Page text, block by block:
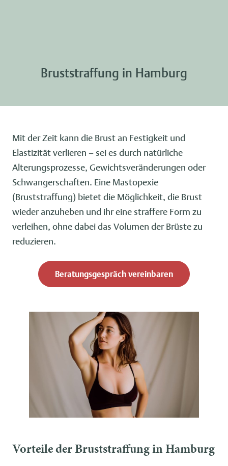
Bruststraffung in Hamburg
Mit der Zeit kann die Brust an Festigkeit und
Elastizität verlieren – sei es durch natürliche
Alterungsprozesse, Gewichtsveränderungen oder
Schwangerschaften. Eine Mastopexie
(Bruststraffung) bietet die Möglichkeit, die Brust
wieder anzuheben und ihr eine straffere Form zu
verleihen, ohne dabei das Volumen der Brüste zu
reduzieren.
Beratungsgespräch vereinbaren
Vorteile der Bruststraffung in Hamburg